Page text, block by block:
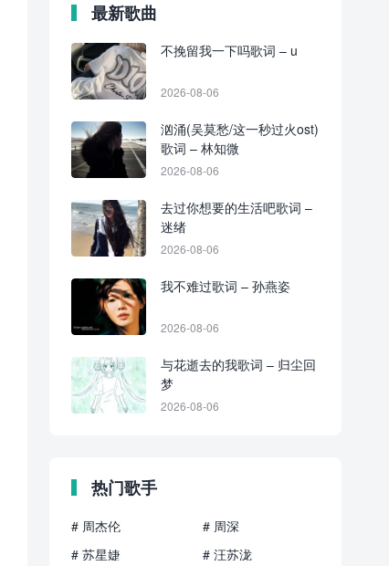
最新歌曲
不挽留我一下吗歌词 – u
2026-08-06
汹涌(吴莫愁/这一秒过火ost)
歌词 – 林知微
2026-08-06
去过你想要的生活吧歌词 –
迷绪
2026-08-06
我不难过歌词 – 孙燕姿
2026-08-06
与花逝去的我歌词 – 归尘回
梦
2026-08-06
热门歌手
# 周杰伦
# 周深
# 苏星婕
# 汪苏泷